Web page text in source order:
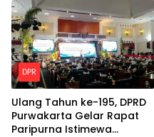
DPR
Ulang Tahun ke-195, DPRD
Purwakarta Gelar Rapat
Paripurna Istimewa